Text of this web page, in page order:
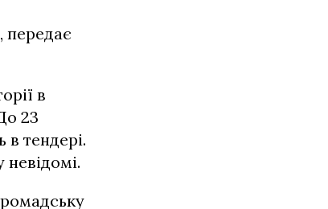
передає
в
23
тендері.